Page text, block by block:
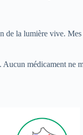
de la lumière vive. Mes
médicament ne